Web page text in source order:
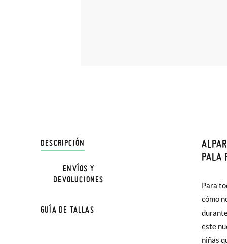
DESCRIPCIÓN
PALA
Para
cómo
este
niñas
ENVÍOS Y
DEVOLUCIONES
En
hasta
poco
En
Sólo
GUÍA DE TALLAS
la
TALLA